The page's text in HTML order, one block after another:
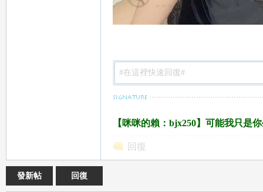
【咪咪的賴：bjx250】可能我只是
回復
發新帖 回復